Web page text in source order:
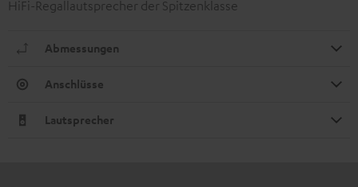
HiFi-Regallautsprecher der Spitzenklasse
Abmessungen
Anschlüsse
Lautsprecher